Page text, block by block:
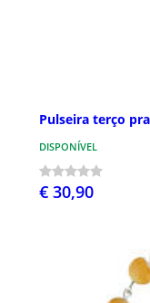
Pulseira terço
DISPONÍVEL
€ 30,90